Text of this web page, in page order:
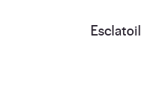
Esclatoil